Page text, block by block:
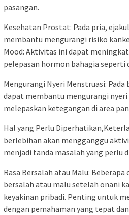
pasangan.
Kesehatan Prostat: Pada pria,
membantu mengurangi risiko
Mood: Aktivitas ini dapat
pelepasan hormon bahagia seperti
Mengurangi Nyeri Menstruasi:
dapat membantu mengurangi
melepaskan ketegangan di area
Hal yang Perlu
berlebihan akan mengganggu
menjadi tanda masalah yang perlu
Rasa Bersalah atau Malu:
bersalah atau malu setelah onani
keyakinan pribadi. Penting untuk
dengan pemahaman yang tepat